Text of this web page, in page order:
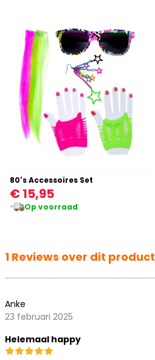
80's Accessoires Set
€ 15,95
Op voorraad
1 Reviews over dit product
Anke
23 februari 2025
Helemaal happy